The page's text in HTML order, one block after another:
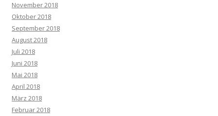
November 2018
Oktober 2018
September 2018
August 2018
Juli 2018
Juni 2018
Mai 2018
April 2018
März 2018
Februar 2018